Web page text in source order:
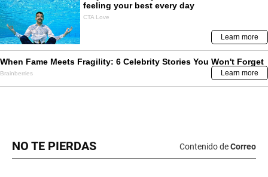
NO TE PIERDAS Contenido deCorreo